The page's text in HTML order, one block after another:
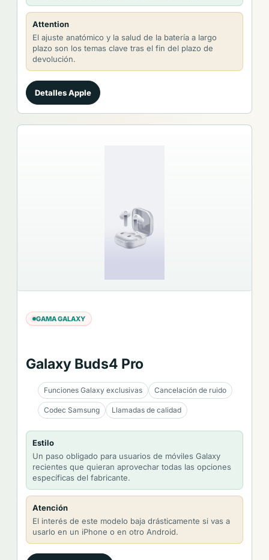
Attention
El ajuste anatómico y la salud de la batería a largo
plazo son los temas clave tras el fin del plazo de
devolución.
Detalles Apple
GAMA GALAXY
Galaxy Buds4 Pro
Funciones Galaxy exclusivas Cancelación de ruido
Codec Samsung Llamadas de calidad
Estilo
Un paso obligado para usuarios de móviles Galaxy
recientes que quieran aprovechar todas las opciones
específicas del fabricante.
Atención
El interés de este modelo baja drásticamente si vas a
usarlo en un iPhone o en otro Android.